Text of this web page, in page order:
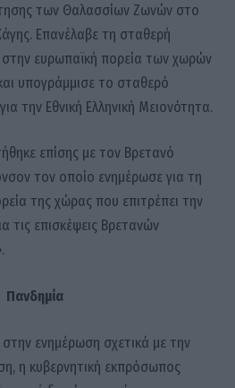
των Θαλασσίων Ζωνών στο
Επανέλαβε τη σταθερή
ευρωπαϊκή πορεία των χωρών
υπογράμμισε το σταθερό
την Εθνική Ελληνική Μειονότητα.
επίσης με τον Βρετανό
τον οποίο ενημέρωσε για τη
της χώρας που επιτρέπει την
τις επισκέψεις Βρετανών
Πανδημία
ενημέρωση σχετικά με την
η κυβερνητική εκπρόσωπος